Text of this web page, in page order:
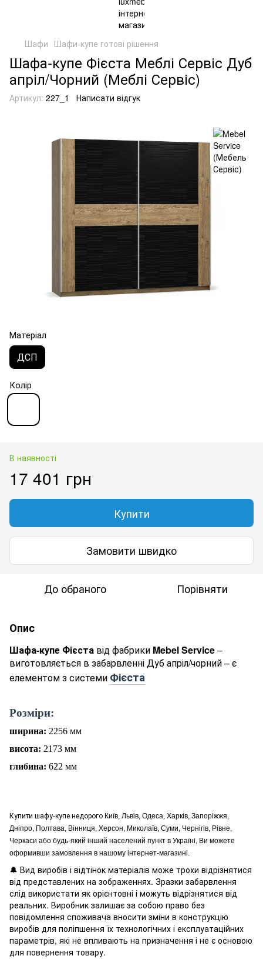
Шафи Шафи-купе готові рішення
Шафа-купе Фієста Меблі Сервіс Дуб
апріл/Чорний (Меблі Сервіс)
Артикул: 227_1 Написати відгук
Матеріал
ДСП
Колір
В наявності
17 401 грн
Купити
Замовити швидко
До обраного Порівняти
Опис
Шафа-купе Фієста від фабрики Mebel Service–
виготовляється в забарвленні Дуб апріл/чорний – є
елементом з системи Фієста
Розміри:
ширина: 2256 мм
висота: 2173 мм
глибина: 622 мм
Купити шафу-купе недорого Київ, Львів, Одеса, Харків, Запоріжжя,
Дніпро, Полтава, Вінниця, Херсон, Миколаїв, Суми, Чернігів, Рівне,
Черкаси або будь-який інший населений пункт в Україні, Ви можете
оформивши замовлення в нашому інтернет-магазині.
🔔 Вид виробів і відтінок матеріалів може трохи відрізнятися
від представлених на зображеннях. Зразки забарвлення
слід використати як орієнтовні і можуть відрізнятися від
реальних. Виробник залишає за собою право без
повідомлення споживача вносити зміни в конструкцію
виробів для поліпшення їх технологічних і експлуатаційних
параметрів, які не впливають на призначення і не є основою
для повернення товару.